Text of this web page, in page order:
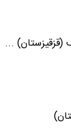
بایتاشوف (قزقیزستان) ...